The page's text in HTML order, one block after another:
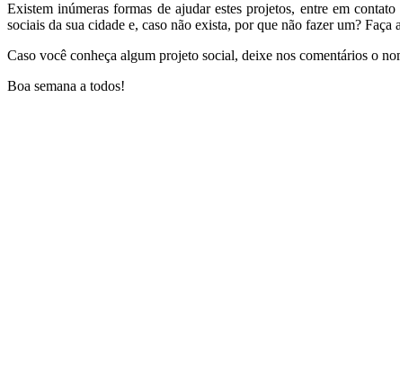
Existem inúmeras formas de ajudar estes projetos, entre em
sociais da sua cidade e, caso não exista, por que não fazer um?
Caso você conheça algum projeto social, deixe nos comentários o
Boa semana a todos!